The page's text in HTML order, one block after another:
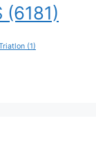
(6181)
(1)